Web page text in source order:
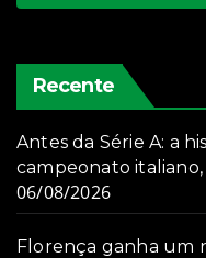
Recente
Antes da Série A: a
campeonato
06/08/2026
Florença ganha um